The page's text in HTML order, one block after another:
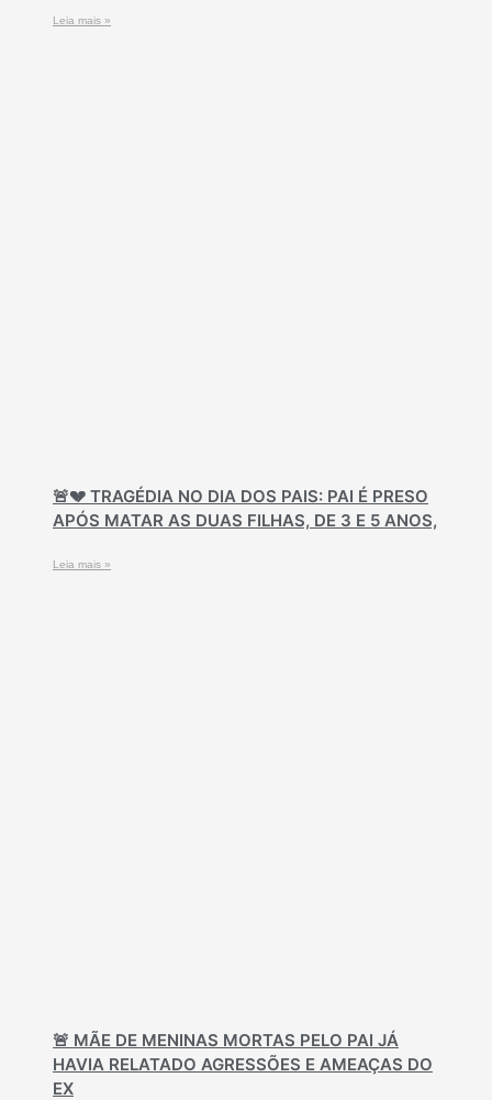
Leia mais »
🚨💔 TRAGÉDIA NO DIA DOS PAIS: PAI É PRESO
APÓS MATAR AS DUAS FILHAS, DE 3 E 5 ANOS,
Leia mais »
🚨 MÃE DE MENINAS MORTAS PELO PAI JÁ
HAVIA RELATADO AGRESSÕES E AMEAÇAS DO
EX